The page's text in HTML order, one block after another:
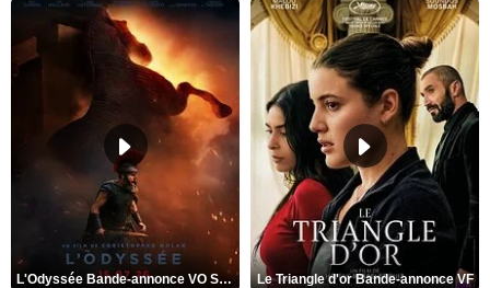
L'Odyssée Bande-annonce VO STFR Le Triangle d'or Bande-annonce VF